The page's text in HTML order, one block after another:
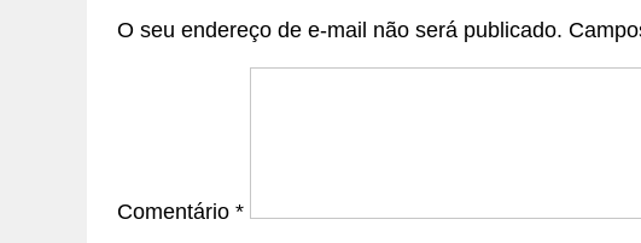
O seu endereço de e-mail não será publicado.
Comentário *